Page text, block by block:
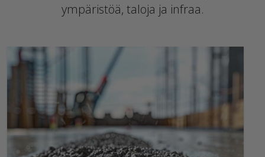
ympäristöä, taloja ja infraa.